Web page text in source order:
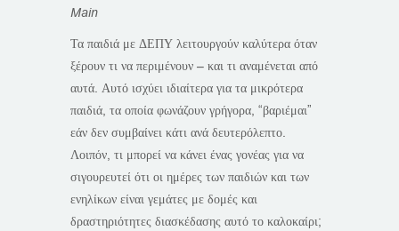
Main
Τα παιδιά με ΔΕΠΥ λειτουργούν καλύτερα όταν
ξέρουν τι να περιμένουν – και τι αναμένεται από
αυτά. Αυτό ισχύει ιδιαίτερα για τα μικρότερα
παιδιά, τα οποία φωνάζουν γρήγορα, “βαριέμαι”
εάν δεν συμβαίνει κάτι ανά δευτερόλεπτο.
Λοιπόν, τι μπορεί να κάνει ένας γονέας για να
σιγουρευτεί ότι οι ημέρες των παιδιών και των
ενηλίκων είναι γεμάτες με δομές και
δραστηριότητες διασκέδασης αυτό το καλοκαίρι;